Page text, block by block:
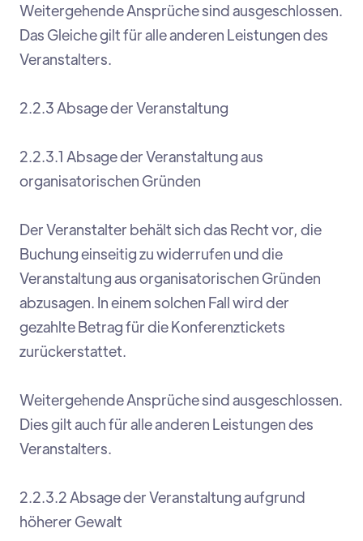
Weitergehende Ansprüche sind ausgeschlossen.
Das Gleiche gilt für alle anderen Leistungen des
Veranstalters.
2.2.3 Absage der Veranstaltung
2.2.3.1 Absage der Veranstaltung aus
organisatorischen Gründen
Der Veranstalter behält sich das Recht vor, die
Buchung einseitig zu widerrufen und die
Veranstaltung aus organisatorischen Gründen
abzusagen. In einem solchen Fall wird der
gezahlte Betrag für die Konferenztickets
zurückerstattet.
Weitergehende Ansprüche sind ausgeschlossen.
Dies gilt auch für alle anderen Leistungen des
Veranstalters.
2.2.3.2 Absage der Veranstaltung aufgrund
höherer Gewalt